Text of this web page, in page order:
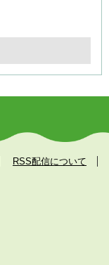
RSS配信について